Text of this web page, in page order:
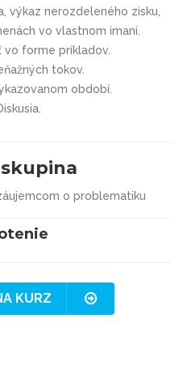
výkaz nerozdeleného zisku,
vo vlastnom imaní.
vo forme príkladov.
tokov.
období.
o problematiku
KURZ